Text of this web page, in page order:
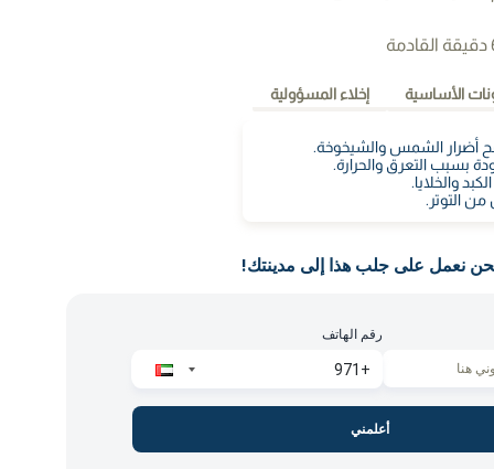
الأساسية إخلاء المسؤولية
أضرار الشمس والشيخوخة.
بسبب التعرق والحرارة.
والخلايا.
من التوتر.
نعمل على جلب هذا إلى مدينتك!
رقم الهاتف
أعلمني